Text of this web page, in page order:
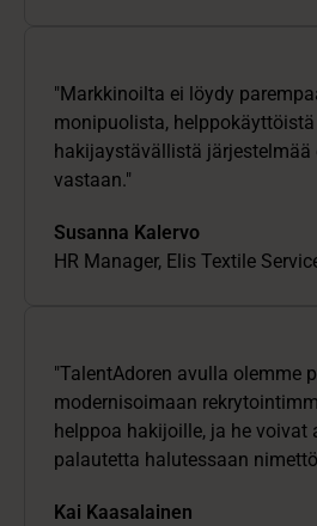
"Markkinoilta ei löydy
monipuolista,
hakijaystävällistä järjestelmää
vastaan."
Susanna Kalervo
HR Manager, Elis Textile
"TalentAdoren avulla olemme
modernisoimaan
helppoa hakijoille, ja he voivat
palautetta halutessaan
Kai Kaasalainen